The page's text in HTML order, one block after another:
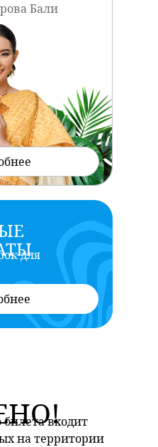
для
Бали
входит
на территории